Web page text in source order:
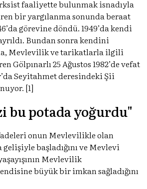
faaliyette bulunmak isnadıyla
bir yargılanma sonunda beraat
görevine döndü. 1949’da kendi
Bundan sonra kendini
Mevlevilik ve tarikatlarla ilgili
Gölpınarlı 25 Ağustos 1982’de vefat
Seyitahmet deresindeki Şii
[1]
bu potada yoğurdu"
onun Mevlevilikle olan
başladığını ve Mevlevi
Mevlevilik
büyük bir imkan sağladığını